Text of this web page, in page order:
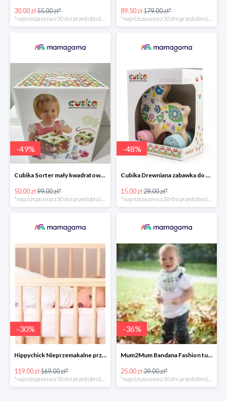
30.00 zł55.00 zł*
*najniższa cena z 30 dni przed obniżką
89.50 zł179.00 zł*
*najniższa cena z 30 dni przed obniżką
-49%
Cubika Sorter mały kwadratowy -50%
50.00 zł99.00 zł*
-48%
Cubika Drewniana zabawka do ciągnięcia Zajączek -48%
15.00 zł29.00 zł*
-30%
Hippychick Nieprzemakalne prześcieradło z gumką -30%
119.00 zł169.00 zł*
*najniższa cena z 30 dni przed obniżką
-36%
Mum2Mum Bandana Fashion turkusowa w muffiny -36%
25.00 zł39.00 zł*
*najniższa cena z 30 dni przed obniżką